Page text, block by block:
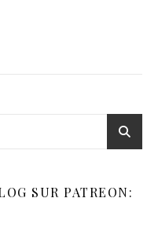
SUR PATREON: